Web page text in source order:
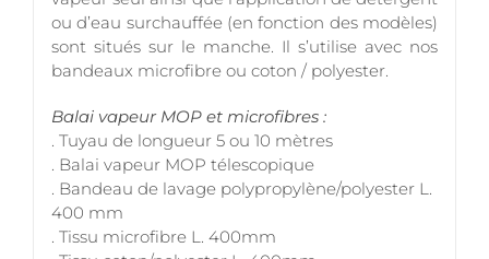
ou d’eau surchauffée (en fonction des modèles)
sont situés sur le manche. Il s’utilise avec nos
bandeaux microfibre ou coton / polyester.
Balai vapeur MOP et microfibres :
. Tuyau de longueur 5 ou 10 mètres
. Balai vapeur MOP télescopique
. Bandeau de lavage polypropylène/polyester L.
400 mm
. Tissu microfibre L. 400mm